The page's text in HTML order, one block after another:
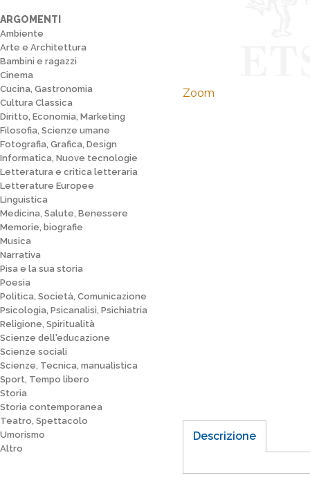
ARGOMENTI
Ambiente
Arte e Architettura
Bambini e ragazzi
Cinema
Cucina, Gastronomia
Cultura Classica
Diritto, Economia, Marketing
Filosofia, Scienze umane
Fotografia, Grafica, Design
Informatica, Nuove tecnologie
Letteratura e critica letteraria
Letterature Europee
Linguistica
Medicina, Salute, Benessere
Memorie, biografie
Musica
Narrativa
Pisa e la sua storia
Poesia
Politica, Società, Comunicazione
Psicologia, Psicanalisi, Psichiatria
Religione, Spiritualità
Scienze dell'educazione
Scienze sociali
Scienze, Tecnica, manualistica
Sport, Tempo libero
Storia
Storia contemporanea
Teatro, Spettacolo
Umorismo
Altro
Zoom
Descrizione